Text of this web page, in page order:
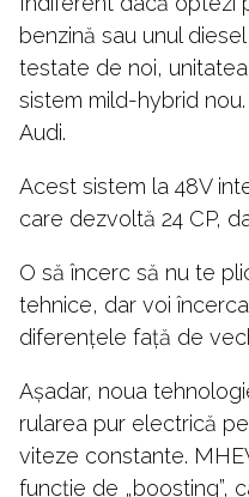
benzină sau unul
testate de noi,
sistem mild-hybrid
Audi.
Acest sistem la 48V
care dezvoltă 24 CP,
O să încerc să nu te
tehnice, dar voi
diferențele față de
Așadar, noua
rularea pur electrică
viteze constante.
funcție de „boosting”,